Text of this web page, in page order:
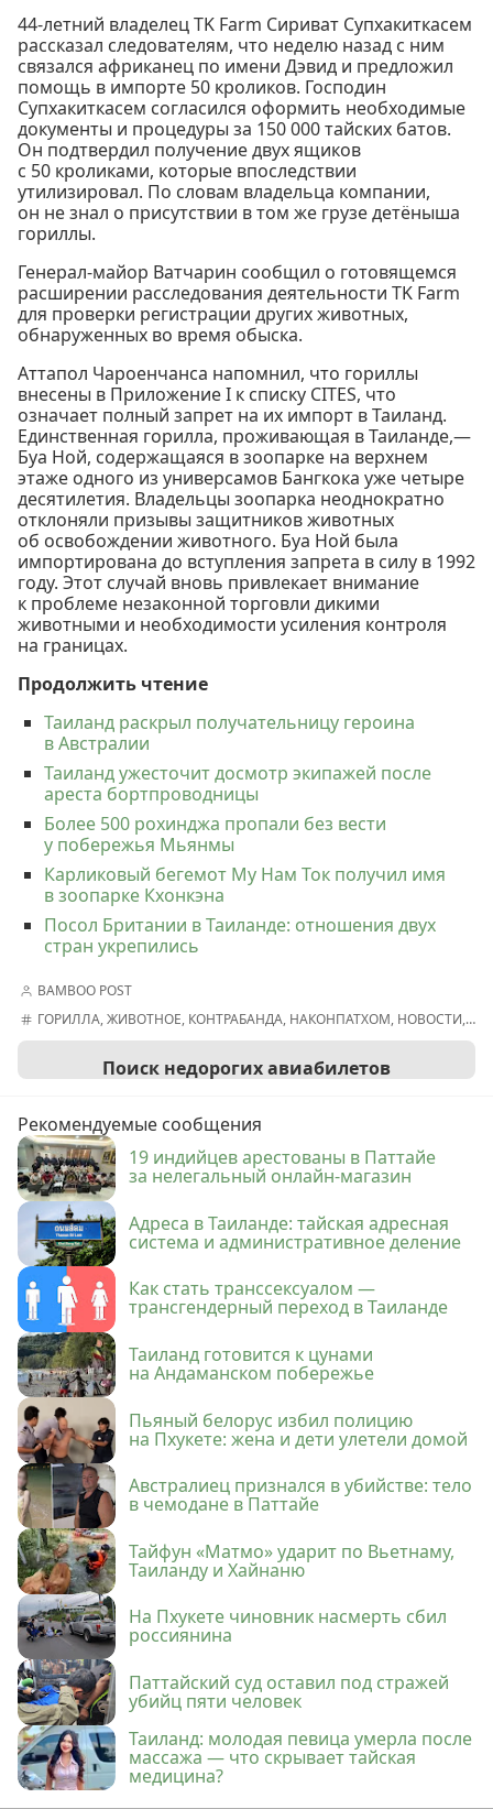
44-летний владелец TK Farm Сириват Супхакиткасем
рассказал следователям, что неделю назад с ним
связался африканец по имени Дэвид и предложил
помощь в импорте 50 кроликов. Господин
Супхакиткасем согласился оформить необходимые
документы и процедуры за 150 000 тайских батов.
Он подтвердил получение двух ящиков
с 50 кроликами, которые впоследствии
утилизировал. По словам владельца компании,
он не знал о присутствии в том же грузе детёныша
гориллы.
Генерал-майор Ватчарин сообщил о готовящемся
расширении расследования деятельности TK Farm
для проверки регистрации других животных,
обнаруженных во время обыска.
Аттапол Чароенчанса напомнил, что гориллы
внесены в Приложение I к списку CITES, что
означает полный запрет на их импорт в Таиланд.
Единственная горилла, проживающая в Таиланде,—
Буа Ной, содержащаяся в зоопарке на верхнем
этаже одного из универсамов Бангкока уже четыре
десятилетия. Владельцы зоопарка неоднократно
отклоняли призывы защитников животных
об освобождении животного. Буа Ной была
импортирована до вступления запрета в силу в 1992
году. Этот случай вновь привлекает внимание
к проблеме незаконной торговли дикими
животными и необходимости усиления контроля
на границах.
Продолжить чтение
Таиланд раскрыл получательницу героина
в Австралии
Таиланд ужесточит досмотр экипажей после
ареста бортпроводницы
Более 500 рохинджа пропали без вести
у побережья Мьянмы
Карликовый бегемот Му Нам Ток получил имя
в зоопарке Кхонкэна
Посол Британии в Таиланде: отношения двух
стран укрепились
BAMBOO POST
ГОРИЛЛА,ЖИВОТНОЕ, КОНТРАБАНДА, НАКОНПАТХОМ, НОВОСТИ,
Поиск недорогих авиабилетов
Рекомендуемые сообщения
19 индийцев арестованы в Паттайе
за нелегальный онлайн-магазин
Адреса в Таиланде: тайская адресная
система и административное деление
Как стать транссексуалом —
трансгендерный переход в Таиланде
Таиланд готовится к цунами
на Андаманском побережье
Пьяный белорус избил полицию
на Пхукете: жена и дети улетели домой
Австралиец признался в убийстве: тело
в чемодане в Паттайе
Тайфун «Матмо» ударит по Вьетнаму,
Таиланду и Хайнаню
На Пхукете чиновник насмерть сбил
россиянина
Паттайский суд оставил под стражей
убийц пяти человек
Таиланд: молодая певица умерла после
массажа — что скрывает тайская
медицина?